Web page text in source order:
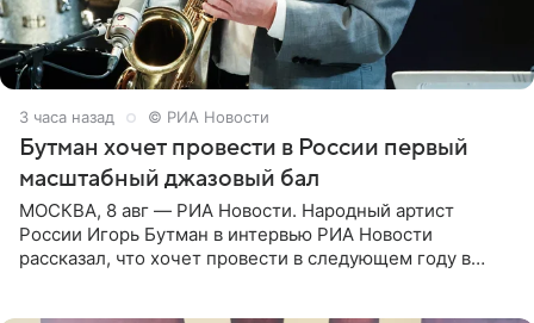
3 часа назад © РИА Новости
Бутман хочет провести в России первый
масштабный джазовый бал
МОСКВА, 8 авг — РИА Новости. Народный артист
России Игорь Бутман в интервью РИА Новости
рассказал, что хочет провести в следующем году в